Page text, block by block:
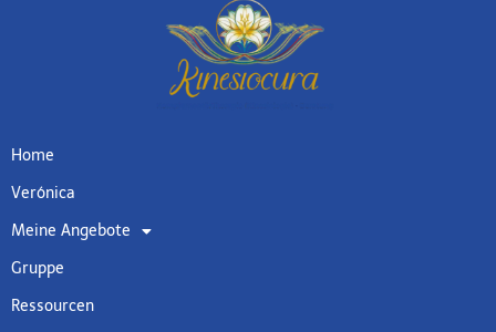
Home
Verónica
Meine Angebote
Gruppe
Ressourcen